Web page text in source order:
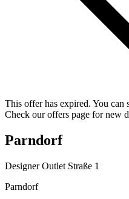
This offer has expired. You can
Check our offers page for new
Parndorf
Designer Outlet Straße 1
Parndorf